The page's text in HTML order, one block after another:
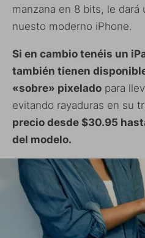
manzana en 8 bits, le
nuesto moderno iPhone.
Si en cambio tenéis un
también tienen
«sobre» pixelado para
evitando rayaduras en su
precio desde $30.95
del modelo.